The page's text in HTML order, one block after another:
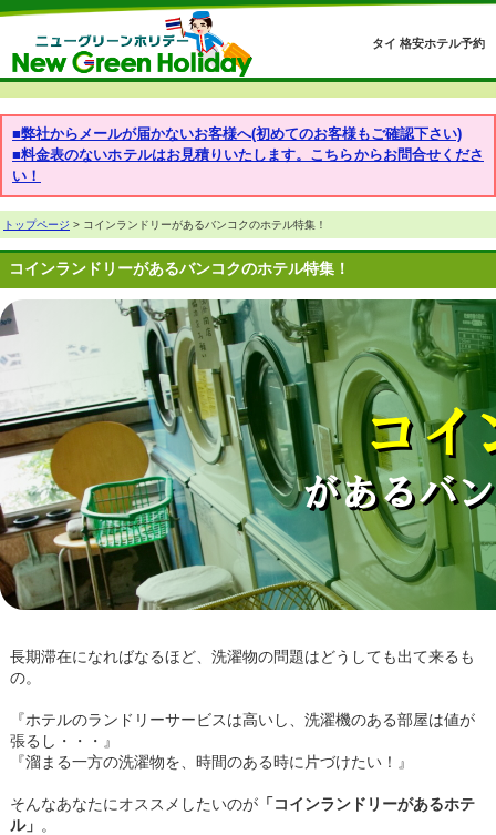
タイ 格安ホテル予約
■弊社からメールが届かないお客様へ(初めてのお客様もご確認下さい)
■料金表のないホテルはお見積りいたします。こちらからお問合せくださ
い！
トップページ > コインランドリーがあるバンコクのホテル特集！
コインランドリーがあるバンコクのホテル特集！
長期滞在になればなるほど、洗濯物の問題はどうしても出て来るも
の。
『ホテルのランドリーサービスは高いし、洗濯機のある部屋は値が
張るし・・・』
『溜まる一方の洗濯物を、時間のある時に片づけたい！』
そんなあなたにオススメしたいのが 「コインランドリーがあるホテ
ル」 。